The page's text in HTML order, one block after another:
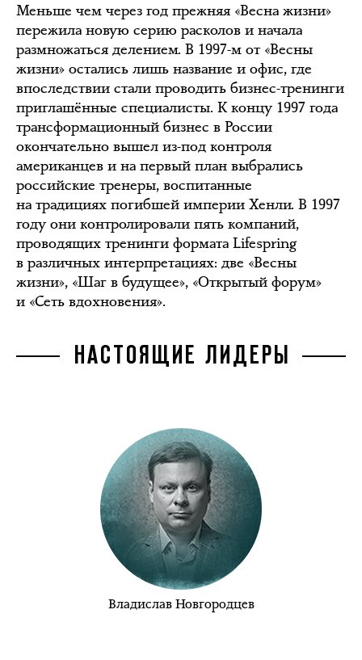
Меньше чем через год прежняя «Весна жизни»
пережила новую серию расколов и начала
размножаться делением. В 1997-м от «Весны
жизни» остались лишь название и офис, где
впоследствии стали проводить бизнес-тренинги
приглашённые специалисты. К концу 1997 года
трансформационный бизнес в России
окончательно вышел из-под контроля
американцев и на первый план выбрались
российские тренеры, воспитанные
на традициях погибшей империи Хенли. В 1997
году они контролировали пять компаний,
проводящих тренинги формата Lifespring
в различных интерпретациях: две «Весны
жизни», «Шаг в будущее», «Открытый форум»
и «Сеть вдохновения».
НАСТОЯЩИЕ ЛИДЕРЫ
Владислав Новгородцев